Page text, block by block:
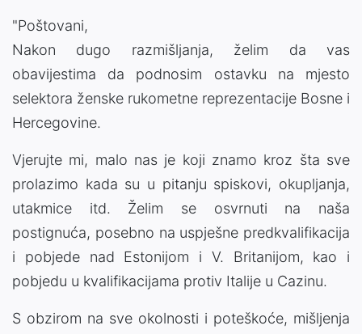
"Poštovani,
Nakon dugo razmišljanja, želim da vas
obavijestima da podnosim ostavku na mjesto
selektora ženske rukometne reprezentacije Bosne i
Hercegovine.
Vjerujte mi, malo nas je koji znamo kroz šta sve
prolazimo kada su u pitanju spiskovi, okupljanja,
utakmice itd. Želim se osvrnuti na naša
postignuća, posebno na uspješne predkvalifikacija
i pobjede nad Estonijom i V. Britanijom, kao i
pobjedu u kvalifikacijama protiv Italije u Cazinu.
S obzirom na sve okolnosti i poteškoće, mišljenja